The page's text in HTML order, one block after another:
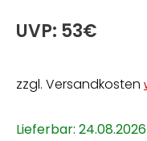
UVP: 53€
zzgl. Versandkosten
Lieferbar: 24.08.2026